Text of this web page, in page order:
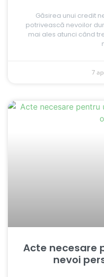
Găsirea unui credit
potrivească nevoilor
mai ales atunci când
7
Acte necesare
nevoi